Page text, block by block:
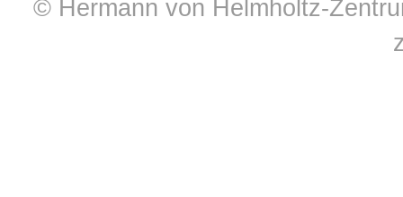
© Hermann von Helmholtz-